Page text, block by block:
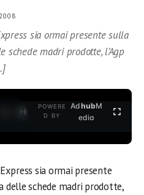
sia ormai presente sulla
madri prodotte, l’Agp
POWERE
D BY
AdhubM
edia
sia ormai presente
delle schede madri prodotte,